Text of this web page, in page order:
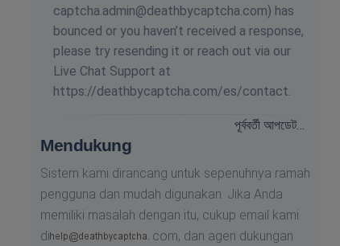
captcha.admin@deathbycaptcha.com) has
bounced or you haven’t received a response,
please try resending it or reach out via our
Live Chat Support at
https://deathbycaptcha.com/es/contact.
পূর্ববর্তী আপডেট…
Mendukung
Sistem kami dirancang untuk sepenuhnya ramah
pengguna dan mudah digunakan. Jika Anda
memiliki masalah dengan itu, cukup email kami
di
com, dan agen dukungan